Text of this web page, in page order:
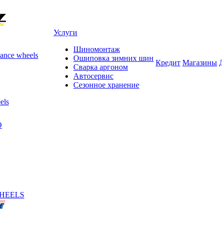
wheels
Услуги
Шиномонтаж
Ошиповка зимних шин
Сварка аргоном
Автосервис
Сезонное хранение
Кредит Магазины